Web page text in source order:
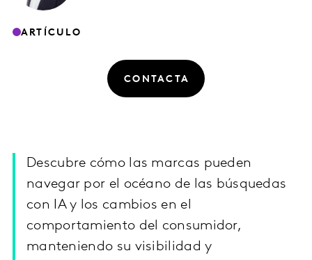
ARTÍCULO
CONTACTA
Descubre cómo las marcas pueden
navegar por el océano de las búsquedas
con IA y los cambios en el
comportamiento del consumidor,
manteniendo su visibilidad y